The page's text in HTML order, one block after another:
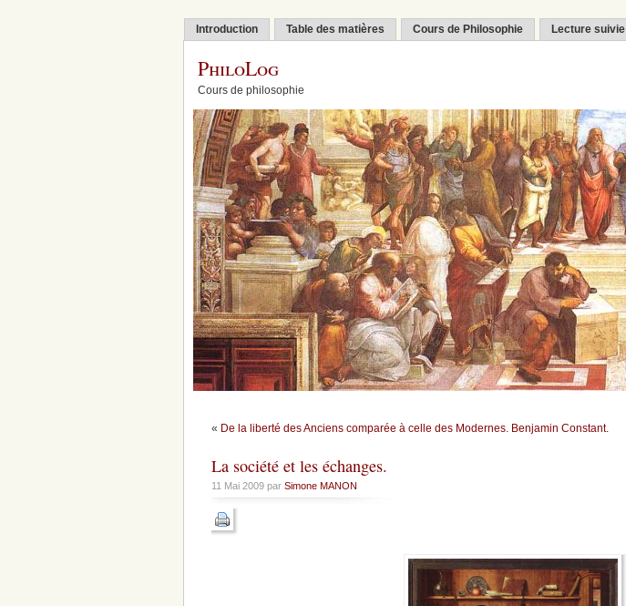
Introduction Table des matières Cours de Philosophie Lecture suivie
PhiloLog
Cours de philosophie
« De la liberté des Anciens comparée à celle des Modernes. Benjamin Constant.
La société et les échanges.
11 Mai 2009 par Simone MANON